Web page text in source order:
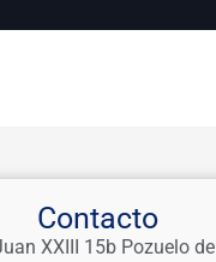
Contacto
XXIII 15b Pozuelo de